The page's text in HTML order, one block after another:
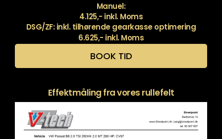
Manuel:
4.125,- inkl. Moms
DSG/ZF: inkl. tilhørende gearkasse optimering
6.625,- inkl. Moms
BOOK TID
Effektmåling fra vores rullefelt